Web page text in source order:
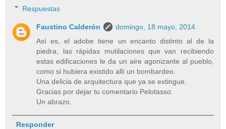
Respuestas
Faustino Calderón
domingo, 18 mayo, 2014
Así es, el adobe tiene un encanto distinto al de la
piedra, las rápidas mutilaciones que van recibiendo
estas edificaciones le da un aire agonizante al pueblo,
como si hubiera existido allí un bombardeo.
Una delicia de arquitectura que ya se extingue.
Gracias por dejar tu comentario Pelotasso.
Un abrazo.
Responder